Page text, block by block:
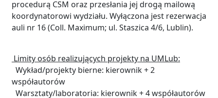
procedurą CSM oraz przesłania jej drogą mailową
koordynatorowi wydziału. Wyłączona jest rezerwacja
auli nr 16 (Coll. Maximum; ul. Staszica 4/6, Lublin).
Limity osób realizujących projekty na UMLub:
Wykład/projekty bierne: kierownik + 2
współautorów
Warsztaty/laboratoria: kierownik + 4 współautorów